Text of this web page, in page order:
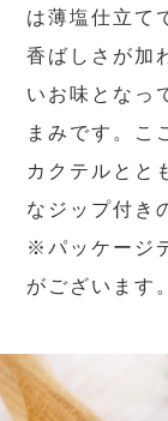
は薄塩仕立て
香ばしさが加
いお味となっ
まみです。こ
カクテルとと
なジップ付き
※パッケージ
がございます